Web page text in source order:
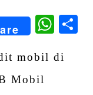
mobil di
Mobil